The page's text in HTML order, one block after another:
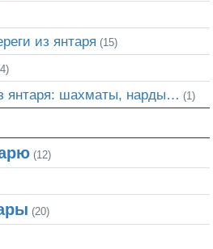
из янтаря (15)
янтаря: шахматы, нарды… (1)
(12)
(20)